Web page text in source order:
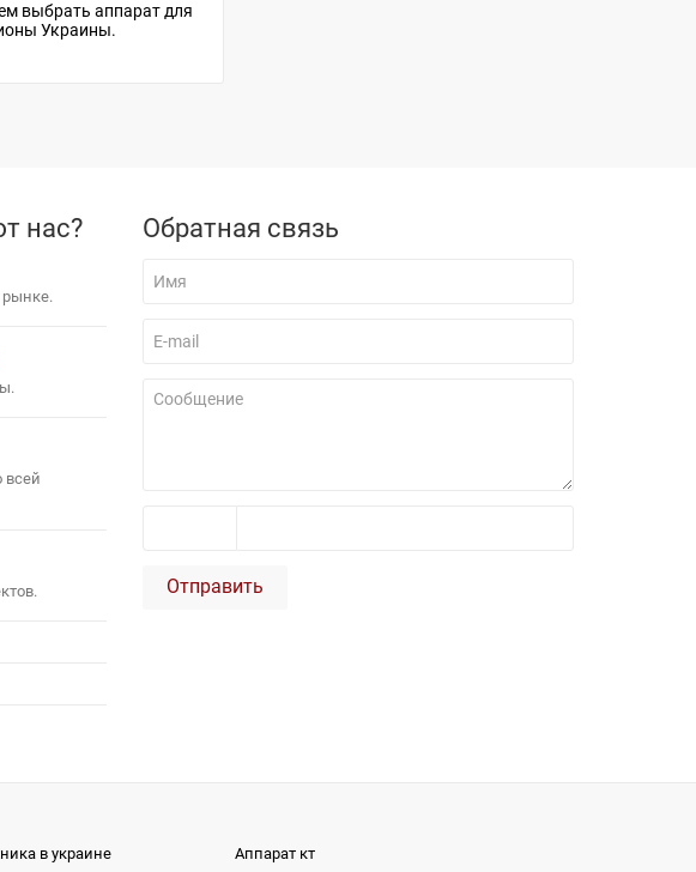
выбрать аппарат для
Украины.
нас?
всей
Обратная связь
Отправить
в украине
Аппарат кт